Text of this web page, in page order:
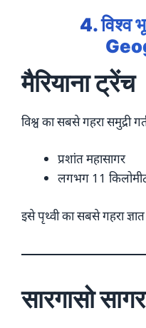
4. विश्व
मैरियाना ट्रेंच
विश्व का सबसे गहरा समुद्री
प्रशांत महासागर
लगभग 11
इसे पृथ्वी का सबसे गहरा ज्ञात
सारगासो सागर